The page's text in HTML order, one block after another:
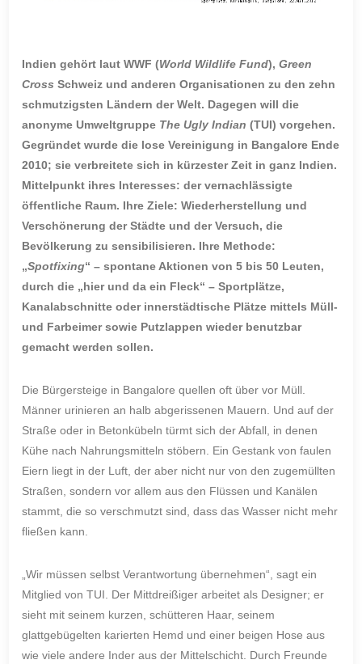
Indien gehört laut WWF (World Wildlife Fund),Green
Cross Schweiz und anderen Organisationen zu den zehn
schmutzigsten Ländern der Welt. Dagegen will die
anonyme Umweltgruppe The Ugly Indian (TUI) vorgehen.
Gegründet wurde die lose Vereinigung in Bangalore Ende
2010; sie verbreitete sich in kürzester Zeit in ganz Indien.
Mittelpunkt ihres Interesses: der vernachlässigte
öffentliche Raum. Ihre Ziele: Wiederherstellung und
Verschönerung der Städte und der Versuch, die
Bevölkerung zu sensibilisieren. Ihre Methode:
„Spotfixing“ – spontane Aktionen von 5 bis 50 Leuten,
durch die „hier und da ein Fleck“ – Sportplätze,
Kanalabschnitte oder innerstädtische Plätze mittels Müll-
und Farbeimer sowie Putzlappen wieder benutzbar
gemacht werden sollen.
Die Bürgersteige in Bangalore quellen oft über vor Müll.
Männer urinieren an halb abgerissenen Mauern. Und auf der
Straße oder in Betonkübeln türmt sich der Abfall, in denen
Kühe nach Nahrungsmitteln stöbern. Ein Gestank von faulen
Eiern liegt in der Luft, der aber nicht nur von den zugemüllten
Straßen, sondern vor allem aus den Flüssen und Kanälen
stammt, die so verschmutzt sind, dass das Wasser nicht mehr
fließen kann.
„Wir müssen selbst Verantwortung übernehmen“, sagt ein
Mitglied von TUI. Der Mittdreißiger arbeitet als Designer; er
sieht mit seinem kurzen, schütteren Haar, seinem
glattgebügelten karierten Hemd und einer beigen Hose aus
wie viele andere Inder aus der Mittelschicht. Durch Freunde